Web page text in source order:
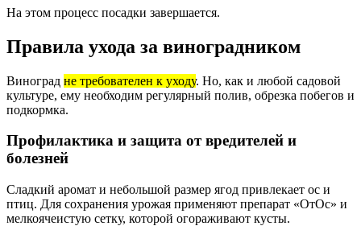
На этом процесс посадки завершается.
Правила ухода за виноградником
Виноград не требователен к уходу. Но, как и любой садовой
культуре, ему необходим регулярный полив, обрезка побегов и
подкормка.
Профилактика и защита от вредителей и
болезней
Сладкий аромат и небольшой размер ягод привлекает ос и
птиц. Для сохранения урожая применяют препарат «ОтОс» и
мелкоячеистую сетку, которой огораживают кусты.